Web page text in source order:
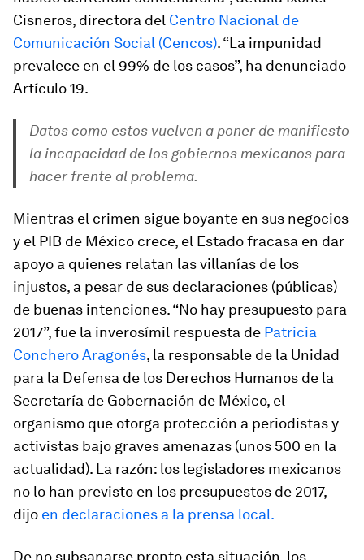
Cisneros, directora del Centro Nacional de
Comunicación Social (Cencos). “La impunidad
prevalece en el 99% de los casos”, ha denunciado
Artículo 19.
Datos como estos vuelven a poner de manifiesto
la incapacidad de los gobiernos mexicanos para
hacer frente al problema.
Mientras el crimen sigue boyante en sus negocios
y el PIB de México crece, el Estado fracasa en dar
apoyo a quienes relatan las villanías de los
injustos, a pesar de sus declaraciones (públicas)
de buenas intenciones. “No hay presupuesto para
2017”, fue la inverosímil respuesta de Patricia
Conchero Aragonés, la responsable de la Unidad
para la Defensa de los Derechos Humanos de la
Secretaría de Gobernación de México, el
organismo que otorga protección a periodistas y
activistas bajo graves amenazas (unos 500 en la
actualidad). La razón: los legisladores mexicanos
no lo han previsto en los presupuestos de 2017,
dijo en declaraciones a la prensa local.
De no subsanarse pronto esta situación, los